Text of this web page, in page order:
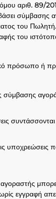
αριθ. 89/
σύμβασης
του Πωλητή.
του
πρόσωπο ή
σύμβασης
υποχρεώσεις
εγγραφή